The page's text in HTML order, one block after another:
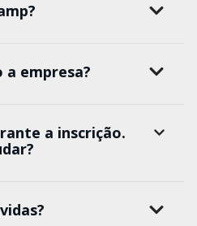
a empresa?
a inscrição.